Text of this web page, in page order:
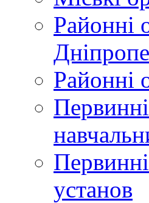
Районні
Районні
установ